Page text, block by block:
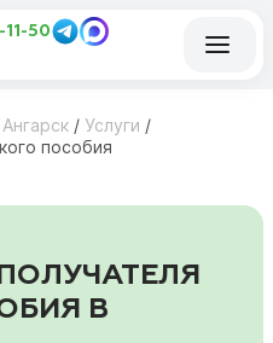
50
Ангарск / Услуги /
пособия
В